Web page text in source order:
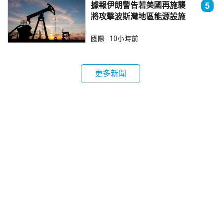
據報伊朗警告若美國再施襲
將攻擊波斯灣地區能源設施
5
國際 10小時前
更多新聞